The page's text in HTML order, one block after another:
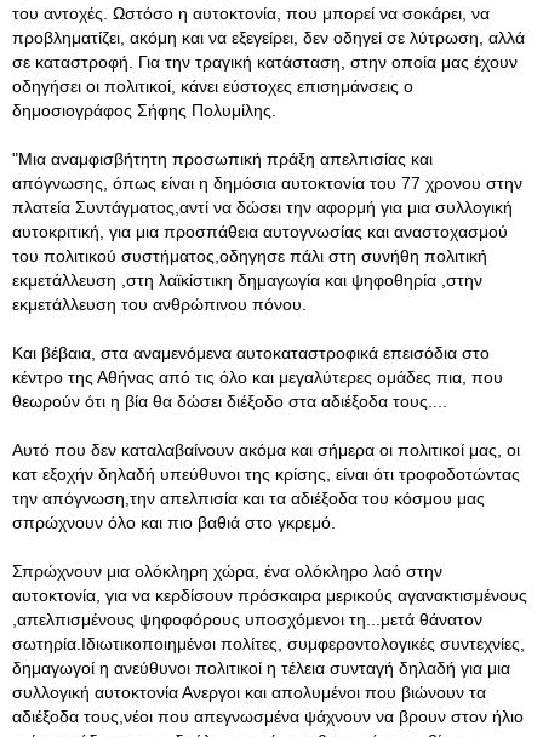
του αντοχές. Ωστόσο η αυτοκτονία, που μπορεί να σοκάρει, να
προβληματίζει, ακόμη και να εξεγείρει, δεν οδηγεί σε λύτρωση, αλλά
σε καταστροφή. Για την τραγική κατάσταση, στην οποία μας έχουν
οδηγήσει οι πολιτικοί, κάνει εύστοχες επισημάνσεις ο
δημοσιογράφος Σήφης Πολυμίλης.
"Μια αναμφισβήτητη προσωπική πράξη απελπισίας και
απόγνωσης, όπως είναι η δημόσια αυτοκτονία του 77 χρονου στην
πλατεία Συντάγματος,αντί να δώσει την αφορμή για μια συλλογική
αυτοκριτική, για μια προσπάθεια αυτογνωσίας και αναστοχασμού
του πολιτικού συστήματος,οδηγησε πάλι στη συνήθη πολιτική
εκμετάλλευση ,στη λαϊκίστικη δημαγωγία και ψηφοθηρία ,στην
εκμετάλλευση του ανθρώπινου πόνου.
Και βέβαια, στα αναμενόμενα αυτοκαταστροφικά επεισόδια στο
κέντρο της Αθήνας από τις όλο και μεγαλύτερες ομάδες πια, που
θεωρούν ότι η βία θα δώσει διέξοδο στα αδιέξοδα τους....
Αυτό που δεν καταλαβαίνουν ακόμα και σήμερα οι πολιτικοί μας, οι
κατ εξοχήν δηλαδή υπεύθυνοι της κρίσης, είναι ότι τροφοδοτώντας
την απόγνωση,την απελπισία και τα αδιέξοδα του κόσμου μας
σπρώχνουν όλο και πιο βαθιά στο γκρεμό.
Σπρώχνουν μια ολόκληρη χώρα, ένα ολόκληρο λαό στην
αυτοκτονία, για να κερδίσουν πρόσκαιρα μερικούς αγανακτισμένους
,απελπισμένους ψηφοφόρους υποσχόμενοι τη...μετά θάνατον
σωτηρία.Ιδιωτικοποιημένοι πολίτες, συμφεροντολογικές συντεχνίες,
δημαγωγοί η ανεύθυνοι πολιτικοί η τέλεια συνταγή δηλαδή για μια
συλλογική αυτοκτονία Ανεργοι και απολυμένοι που βιώνουν τα
αδιέξοδα τους,νέοι που απεγνωσμένα ψάχνουν να βρουν στον ήλιο